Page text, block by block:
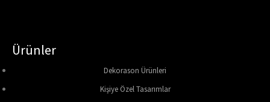
Ürünler
Dekorason Ürünleri
Kişiye Özel Tasarımlar